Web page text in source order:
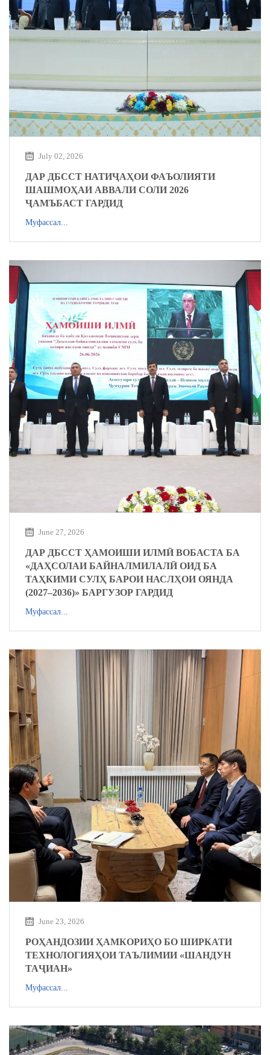
July 02, 2026
ДАР ДБССТ НАТИҶАҲОИ ФАЪОЛИЯТИ
ШАШМОҲАИ АВВАЛИ СОЛИ 2026
ҶАМЪБАСТ ГАРДИД
Муфассал...
June 27, 2026
ДАР ДБССТ ҲАМОИШИ ИЛМӢ ВОБАСТА БА
«ДАҲСОЛАИ БАЙНАЛМИЛАЛӢ ОИД БА
ТАҲКИМИ СУЛҲ БАРОИ НАСЛҲОИ ОЯНДА
(2027–2036)» БАРГУЗОР ГАРДИД
Муфассал...
June 23, 2026
РОҲАНДОЗИИ ҲАМКОРИҲО БО ШИРКАТИ
ТЕХНОЛОГИЯҲОИ ТАЪЛИМИИ «ШАНДУН
ТАҶИАН»
Муфассал...